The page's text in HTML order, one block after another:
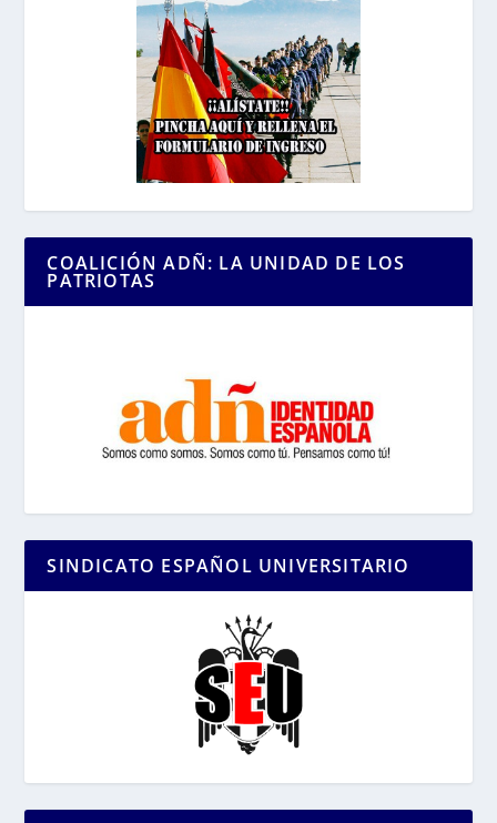
COALICIÓN ADÑ: LA UNIDAD DE LOS
PATRIOTAS
SINDICATO ESPAÑOL UNIVERSITARIO